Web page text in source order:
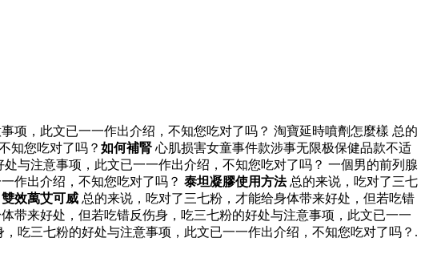
项，此文已一一作出介绍，不知您吃对了吗？ 淘寶延時噴劑怎麼樣 总的
知您吃对了吗？ 如何補腎 心肌损害女童事件款涉事无限极保健品款不适
与注意事项，此文已一一作出介绍，不知您吃对了吗？ 一個男的前列腺
作出介绍，不知您吃对了吗？ 泰坦凝膠使用方法总的来说，吃对了三七
雙效萬艾可威 总的来说，吃对了三七粉，才能给身体带来好处，但若吃错
带来好处，但若吃错反伤身，吃三七粉的好处与注意事项，此文已一一
吃三七粉的好处与注意事项，此文已一一作出介绍，不知您吃对了吗？.